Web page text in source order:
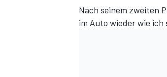
Nach seinem zweiten
im Auto wieder wie